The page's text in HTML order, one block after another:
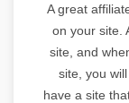
A great
on your site.
site, and
site, you
have a site